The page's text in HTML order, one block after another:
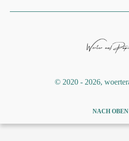
©️ 2020 - 2026,
NACH OBEN